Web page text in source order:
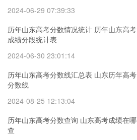
2024-06-29 07:39:33
历年山东高考分数情况统计 历年山东高考
成绩分段统计表
2024-06-30 23:01:14
历年山东高考分数线汇总表 山东历年高考
分数线
2024-08-25 12:13:04
历年山东高考分数查询 山东高考成绩在哪
查